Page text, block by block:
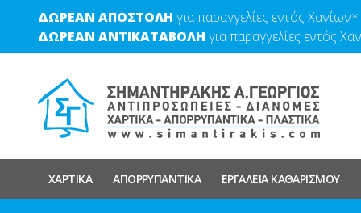
ΔΩΡΕΑΝ ΑΠΟΣΤΟΛΗ για παραγγελίες εντός Χανίων*
ΔΩΡΕΑΝ ΑΝΤΙΚΑΤΑΒΟΛΗ για παραγγελίες εντός
ΧΑΡΤΙΚΑ ΑΠΟΡΡΥΠΑΝΤΙΚΑ ΕΡΓΑΛΕΙΑ ΚΑΘΑΡΙΣΜΟΥ